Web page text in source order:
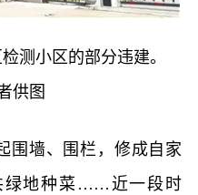
小区的部分违建。
图
墙、围栏，修成自家
绿地种菜……近一段时